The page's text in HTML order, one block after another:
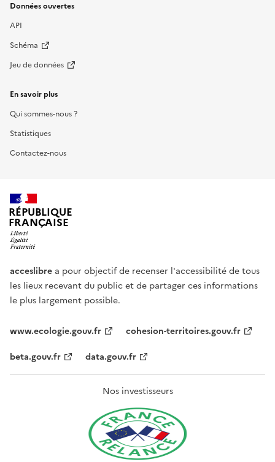
Données ouvertes
API
Schéma
Jeu de données
En savoir plus
Qui sommes-nous ?
Statistiques
Contactez-nous
RÉPUBLIQUE
FRANÇAISE
acceslibre a pour objectif de recenser l'accessibilité de tous
les lieux recevant du public et de partager ces informations
le plus largement possible.
www.ecologie.gouv.fr
cohesion-territoires.gouv.fr
beta.gouv.fr
data.gouv.fr
Nos investisseurs